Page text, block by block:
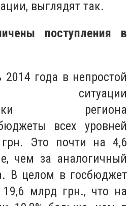
выглядят так.
поступления в
2014 года в непростой
ситуации
региона
всех уровней
Это почти на 4,6
чем за аналогичный
В целом в госбюджет
19,6 млрд грн., что на